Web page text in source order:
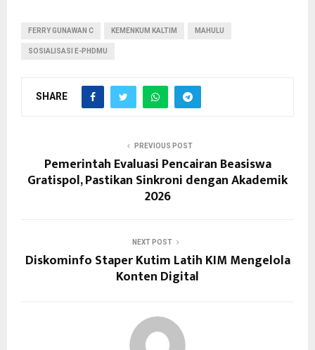
FERRY GUNAWAN C KEMENKUM KALTIM MAHULU
SOSIALISASI E-PHDMU
SHARE
PREVIOUS POST
Pemerintah Evaluasi Pencairan Beasiswa
Gratispol, Pastikan Sinkroni dengan Akademik
2026
NEXT POST
Diskominfo Staper Kutim Latih KIM Mengelola
Konten Digital